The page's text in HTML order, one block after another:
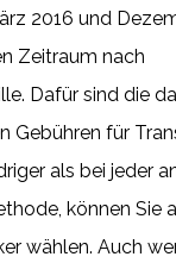
2016 und
Zeitraum nach
Dafür sind die
Gebühren für
als bei jeder
können Sie
wählen. Auch